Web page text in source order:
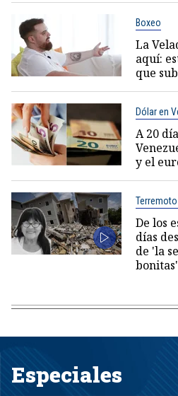
Boxeo
La
aquí:
que
Dólar en
A 20
y el
De los
días
de 'la
bonitas'
Especiales